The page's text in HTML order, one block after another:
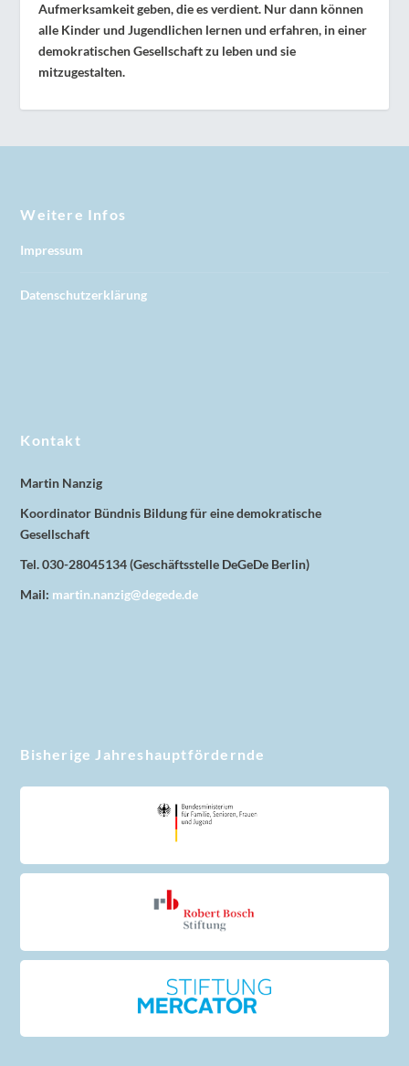
Aufmerksamkeit geben, die es verdient. Nur dann können
alle Kinder und Jugendlichen lernen und erfahren, in einer
demokratischen Gesellschaft zu leben und sie
mitzugestalten.
Weitere Infos
Impressum
Datenschutzerklärung
Kontakt
Martin Nanzig
Koordinator Bündnis Bildung für eine demokratische
Gesellschaft
Tel. 030-28045134 (Geschäftsstelle DeGeDe Berlin)
Mail: martin.nanzig@degede.de
Bisherige Jahreshauptfördernde